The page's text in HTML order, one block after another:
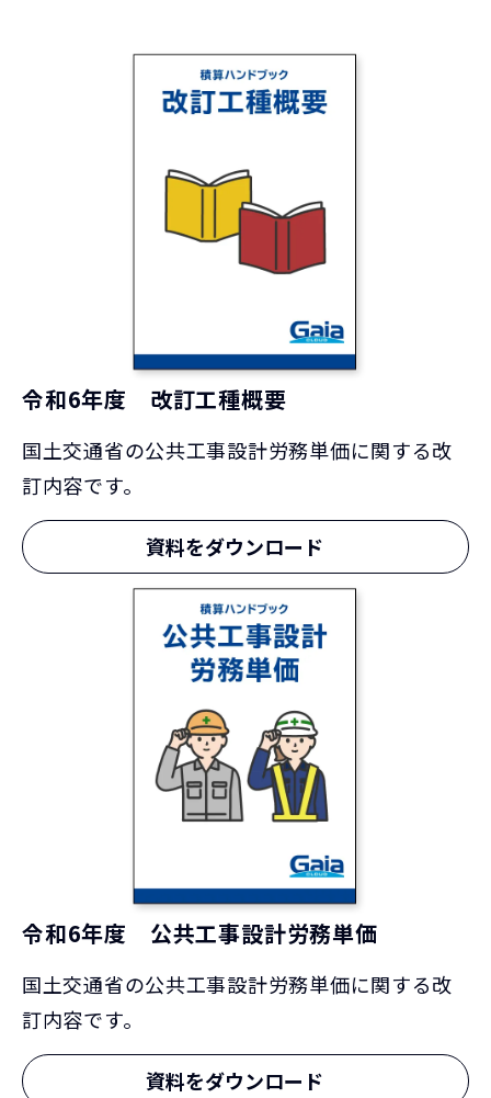
令和6年度 改訂工種概要
国土交通省の公共工事設計労務単価に関する改
訂内容です。
資料をダウンロード
令和6年度 公共工事設計労務単価
国土交通省の公共工事設計労務単価に関する改
訂内容です。
資料をダウンロード